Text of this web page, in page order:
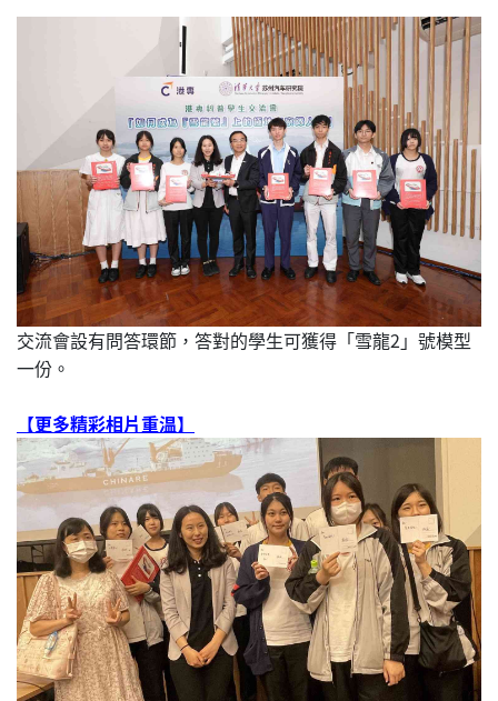
交流會設有問答環節，答對的學生可獲得「雪龍2」號模型
一份。
【更多精彩相片重温】